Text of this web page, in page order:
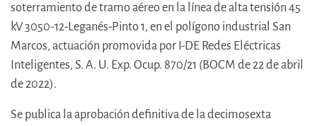
soterramiento de tramo aéreo en la línea de alta tensión 45
kV 3050-12-Leganés-Pinto 1, en el polígono industrial San
Marcos, actuación promovida por I-DE Redes Eléctricas
Inteligentes, S. A. U. Exp. Ocup. 870/21 (BOCM de 22 de abril
de 2022).
Se publica la aprobación definitiva de la decimosexta